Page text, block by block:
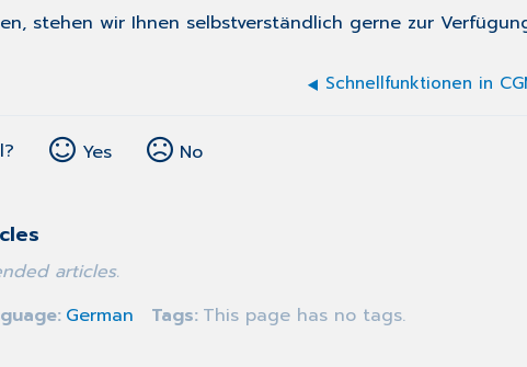
stehen wir Ihnen selbstverständlich gerne zur
Yes No
articles.
German Tags This page has no tags.